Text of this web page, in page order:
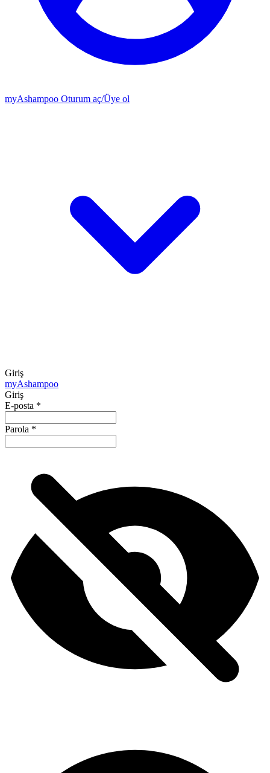
myAshampoo Oturum aç/Üye ol
Giriş
myAshampoo
Giriş
E-posta *
Parola *